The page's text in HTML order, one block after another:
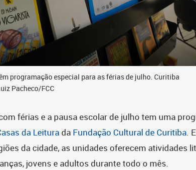
programação especial para as férias de julho. Curitiba
Pacheco/FCC
férias e a pausa escolar de julho tem uma
da Leiturada Fundação Cultural de Curitiba.
da cidade, as unidades oferecem atividades
jovens e adultos durante todo o mês.